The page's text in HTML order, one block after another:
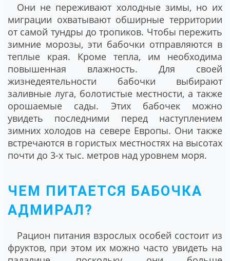
Они не переживают холодные зимы, но их
миграции охватывают обширные территории
от самой тундры до тропиков. Чтобы пережить
зимние морозы, эти бабочки отправляются в
теплые края. Кроме тепла, им необходима
повышенная влажность. Для своей
жизнедеятельности бабочки выбирают
заливные луга, болотистые местности, а также
орошаемые сады. Этих бабочек можно
увидеть последними перед наступлением
зимних холодов на севере Европы. Они также
встречаются в гористых местностях на высотах
почти до 3-х тыс. метров над уровнем моря.
ЧЕМ ПИТАЕТСЯ БАБОЧКА
АДМИРАЛ?
Рацион питания взрослых особей состоит из
фруктов, при этом их можно часто увидеть на